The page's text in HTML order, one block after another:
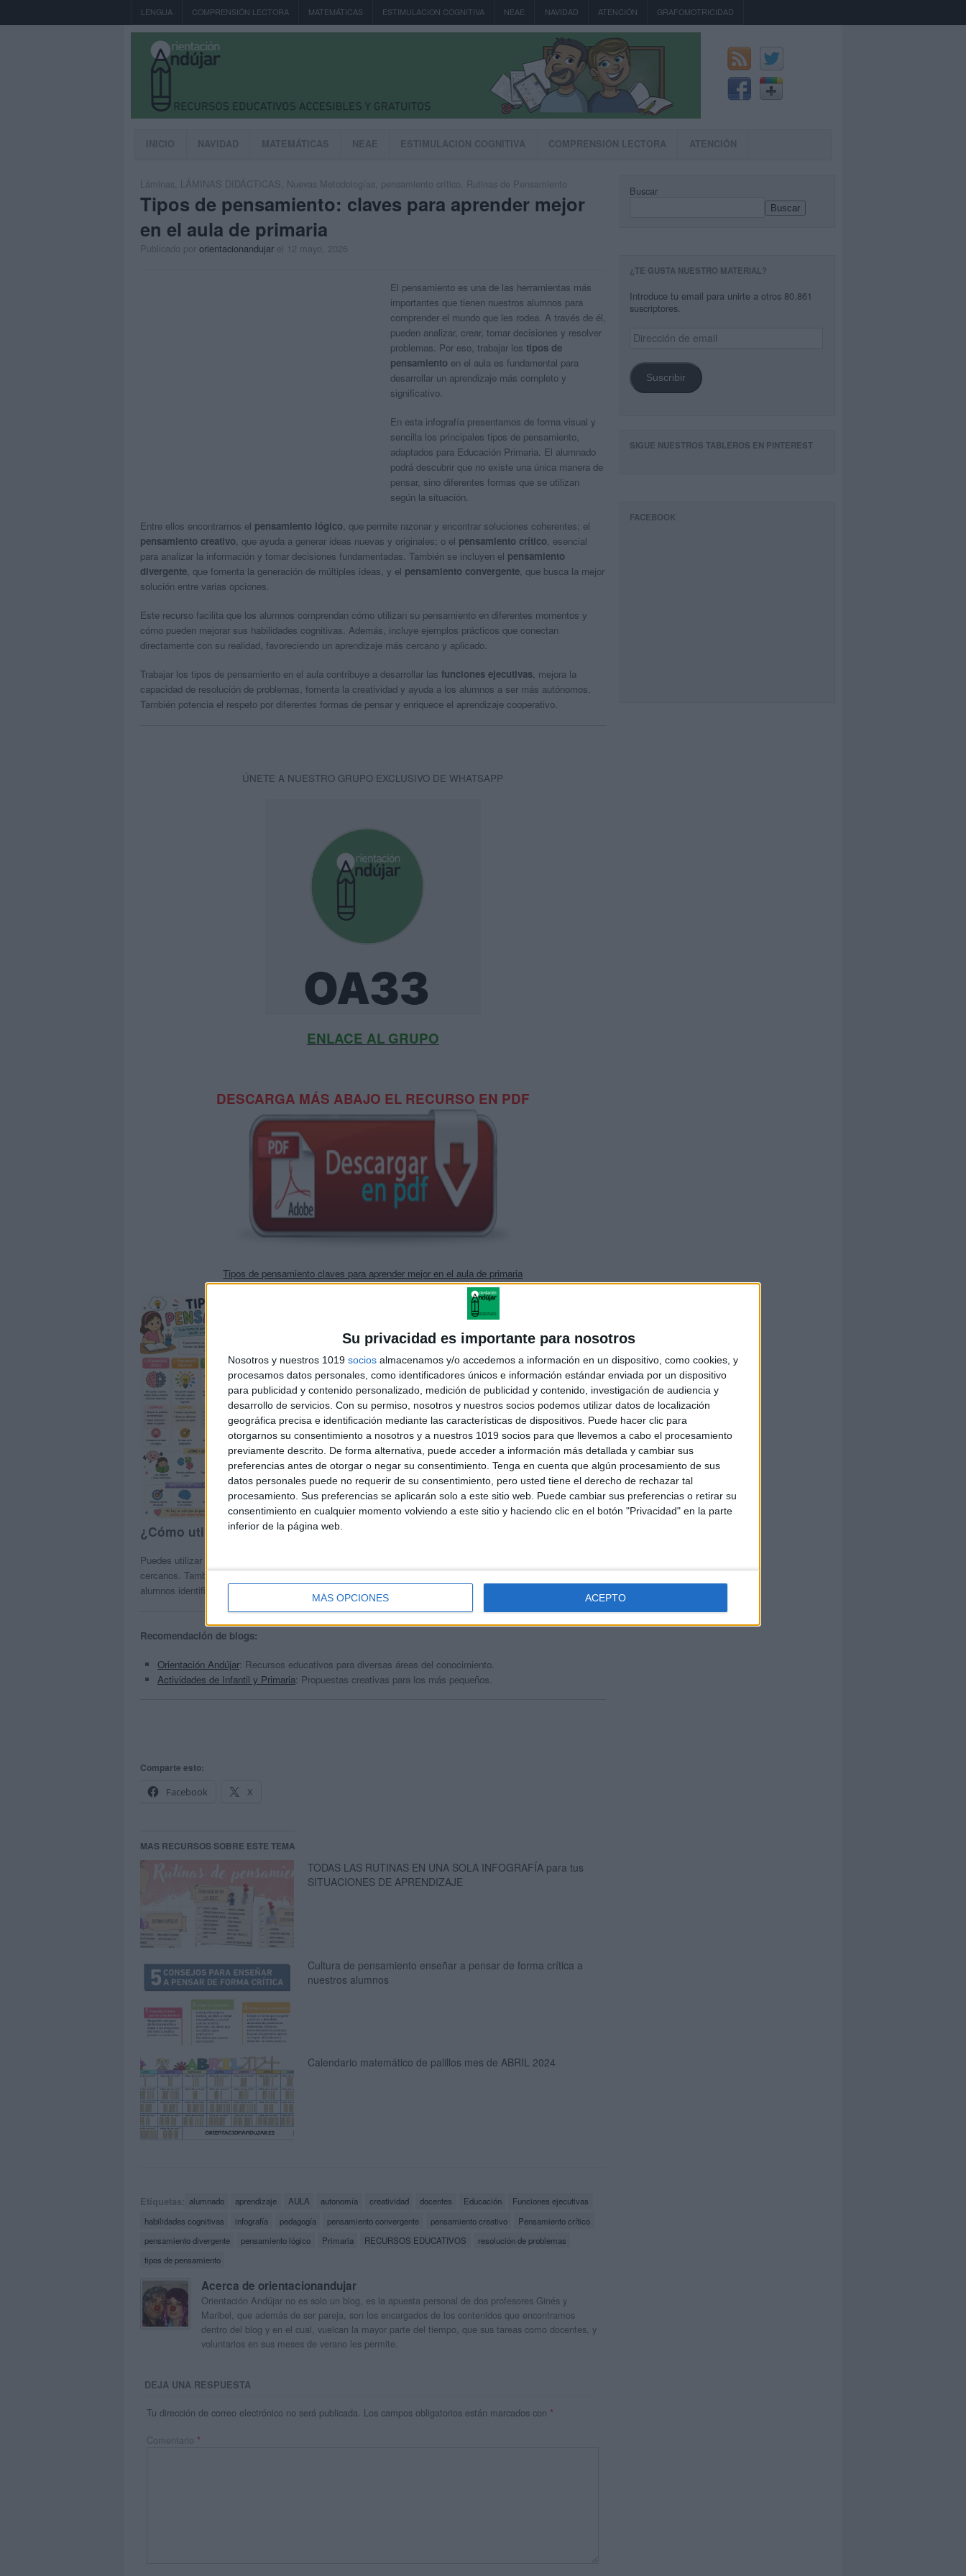
Su privacidad es importante para nosotros
Nosotros y nuestros 1019 socios almacenamos y/o accedemos a información en un dispositivo, como cookies, y
procesamos datos personales, como identificadores únicos e información estándar enviada por un dispositivo
para publicidad y contenido personalizado, medición de publicidad y contenido, investigación de audiencia y
desarrollo de servicios. Con su permiso, nosotros y nuestros socios podemos utilizar datos de localización
geográfica precisa e identificación mediante las características de dispositivos. Puede hacer clic para
otorgarnos su consentimiento a nosotros y a nuestros 1019 socios para que llevemos a cabo el procesamiento
previamente descrito. De forma alternativa, puede acceder a información más detallada y cambiar sus
preferencias antes de otorgar o negar su consentimiento. Tenga en cuenta que algún procesamiento de sus
datos personales puede no requerir de su consentimiento, pero usted tiene el derecho de rechazar tal
procesamiento. Sus preferencias se aplicarán solo a este sitio web. Puede cambiar sus preferencias o retirar su
consentimiento en cualquier momento volviendo a este sitio y haciendo clic en el botón "Privacidad" en la parte
inferior de la página web.
MÁS OPCIONES ACEPTO
LENGUA COMPRENSIÓN LECTORA MATEMÁTICAS ESTIMULACION COGNITIVA NEAE NAVIDAD ATENCIÓN GRAFOMOTRICIDAD
INICIO NAVIDAD MATEMÁTICAS NEAE ESTIMULACION COGNITIVA COMPRENSIÓN LECTORA ATENCIÓN
Láminas LÁMINAS DIDÁCTICAS Nuevas Metodologías pensamiento crítico Rutinas de Pensamiento
Tipos de pensamiento: claves para aprender mejor
en el aula de primaria
Publicado por orientacionandujar el 12 mayo, 2026
El pensamiento es una de las herramientas más
importantes que tienen nuestros alumnos para
comprender el mundo que les rodea. A través de él,
pueden analizar, crear, tomar decisiones y resolver
problemas. Por eso, trabajar los tipos de
pensamientoen el aula es fundamental para
desarrollar un aprendizaje más completo y
significativo.
En esta infografía presentamos de forma visual y
sencilla los principales tipos de pensamiento,
adaptados para Educación Primaria. El alumnado
podrá descubrir que no existe una única manera de
pensar, sino diferentes formas que se utilizan
según la situación.
Entre ellos encontramos el pensamiento lógico, que permite razonar y encontrar soluciones coherentes; el
pensamiento creativo, que ayuda a generar ideas nuevas y originales; o el pensamiento crítico, esencial
para analizar la información y tomar decisiones fundamentadas. También se incluyen el pensamiento
divergente, que fomenta la generación de múltiples ideas, y el pensamiento convergente, que busca la mejor
solución entre varias opciones.
Este recurso facilita que los alumnos comprendan cómo utilizan su pensamiento en diferentes momentos y
cómo pueden mejorar sus habilidades cognitivas. Además, incluye ejemplos prácticos que conectan
directamente con su realidad, favoreciendo un aprendizaje más cercano y aplicado.
Trabajar los tipos de pensamiento en el aula contribuye a desarrollar las funciones ejecutivas, mejora la
capacidad de resolución de problemas, fomenta la creatividad y ayuda a los alumnos a ser más autónomos.
También potencia el respeto por diferentes formas de pensar y enriquece el aprendizaje cooperativo.
ÚNETE A NUESTRO GRUPO EXCLUSIVO DE WHATSAPP
ENLACE AL GRUPO
DESCARGA MÁS ABAJO EL RECURSO EN PDF
Tipos de pensamiento claves para aprender mejor en el aula de primaria
¿Cómo utilizar este material?
Puedes utilizar la infografía como introducción al tema, analizando cada tipo de pensamiento con ejemplos
cercanos. También es ideal para realizar actividades prácticas, debates o dinámicas en grupo donde los
alumnos identifiquen qué tipo de pensamiento están utilizando en cada situación.
Recomendación de blogs:
Orientación Andújar: Recursos educativos para diversas áreas del conocimiento.
Actividades de Infantil y Primaria: Propuestas creativas para los más pequeños.
Comparte esto:
Facebook
X
MAS RECURSOS SOBRE ESTE TEMA
TODAS LAS RUTINAS EN UNA SOLA INFOGRAFÍA para tus
SITUACIONES DE APRENDIZAJE
Cultura de pensamiento enseñar a pensar de forma crítica a
nuestros alumnos
Calendario matemático de palillos mes de ABRIL 2024
Etiquetas: alumnado aprendizaje AULA autonomía creatividad docentes Educación
Funciones ejecutivas
habilidades cognitivas
infografía pedagogía pensamiento convergente pensamiento creativo
Pensamiento crítico
pensamiento divergente
pensamiento lógico Primaria RECURSOS EDUCATIVOS
resolución de problemas
tipos de pensamiento
Acerca de orientacionandujar
Orientación Andújar no es solo un blog, es la apuesta personal de dos profesores Ginés y
Maribel, que además de ser pareja, son los encargados de los contenidos que encontramos
dentro del blog y en el cual, vuelcan la mayor parte del tiempo, que sus tareas como docentes, y
voluntarios en sus meses de verano les permite.
DEJA UNA RESPUESTA
Tu dirección de correo electrónico no será publicada. Los campos obligatorios están marcados con *
Comentario *
Buscar
Buscar
¿TE GUSTA NUESTRO MATERIAL?
Introduce tu email para unirte a otros 80.861
suscriptores.
Dirección
de
Suscribir
SIGUE NUESTROS TABLEROS EN PINTEREST
FACEBOOK